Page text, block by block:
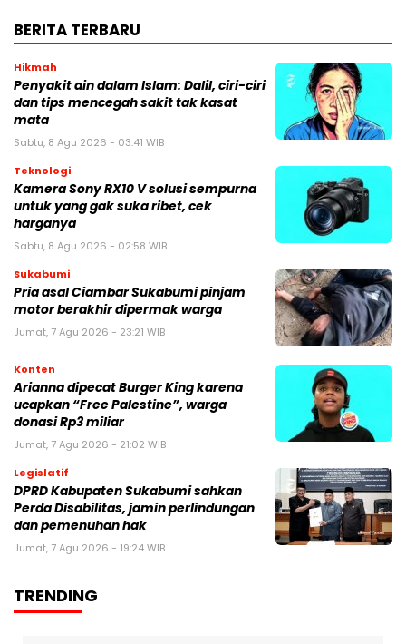
BERITA TERBARU
Hikmah
Penyakit ain dalam Islam: Dalil, ciri-ciri
dan tips mencegah sakit tak kasat
mata
Sabtu, 8 Agu 2026 - 03:41 WIB
Teknologi
Kamera Sony RX10 V solusi sempurna
untuk yang gak suka ribet, cek
harganya
Sabtu, 8 Agu 2026 - 02:58 WIB
Sukabumi
Pria asal Ciambar Sukabumi pinjam
motor berakhir dipermak warga
Jumat, 7 Agu 2026 - 23:21 WIB
Konten
Arianna dipecat Burger King karena
ucapkan “Free Palestine”, warga
donasi Rp3 miliar
Jumat, 7 Agu 2026 - 21:02 WIB
Legislatif
DPRD Kabupaten Sukabumi sahkan
Perda Disabilitas, jamin perlindungan
dan pemenuhan hak
Jumat, 7 Agu 2026 - 19:24 WIB
TRENDING